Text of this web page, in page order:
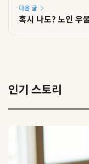
다음 글
혹시 나도? 노인 우
인기 스토리